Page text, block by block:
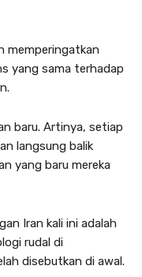
memperingatkan
yang sama terhadap
baru. Artinya, setiap
langsung balik
yang baru mereka
Iran kali ini adalah
rudal di
disebutkan di awal.